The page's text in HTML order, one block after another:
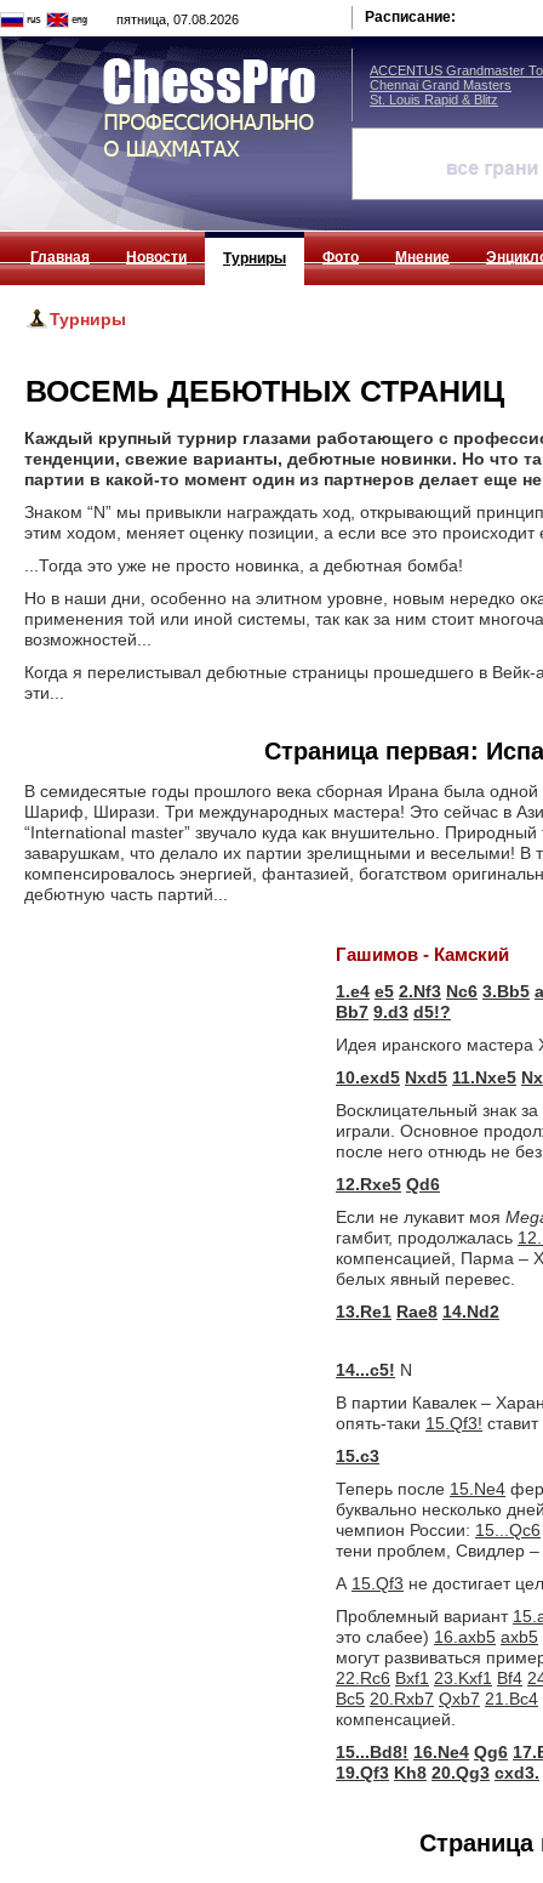
пятница, 07.08.2026 Расписание:
ACCENTUS Grandmaster
Chennai Grand Masters
St. Louis Rapid & Blitz
Главная Новости Турниры Фото Мнение
Турниры
ВОСЕМЬ ДЕБЮТНЫХ СТРАНИЦ
Каждый крупный турнир глазами работающего с
тенденции, свежие варианты, дебютные новинки. Но что
партии в какой-то момент один из партнеров делает еще
Знаком “N” мы привыкли награждать ход, открывающий
этим ходом, меняет оценку позиции, а если все это
...Тогда это уже не просто новинка, а дебютная бомба!
Но в наши дни, особенно на элитном уровне, новым нередко
применения той или иной системы, так как за ним стоит
возможностей...
Когда я перелистывал дебютные страницы прошедшего в
эти...
Страница первая:
В семидесятые годы прошлого века сборная Ирана была
Шариф, Ширази. Три международных мастера! Это сейчас в
“International master” звучало куда как внушительно.
заварушкам, что делало их партии зрелищными и веселыми! В
компенсировалось энергией, фантазией, богатством
дебютную часть партий...
Гашимов - Камский
1.e4 e5 2.Nf3 Nc6 3.Bb5
Bb7 9.d3 d5!?
Идея иранского мастера
10.exd5 Nxd5 11.Nxe5
Восклицательный знак
играли. Основное
после него отнюдь не
12.Rxe5 Qd6
Если не лукавит моя
гамбит, продолжалась
компенсацией, Парма –
белых явный перевес.
13.Re1 Rae8 14.Nd2
14...c5! N
В партии Кавалек –
опять-таки 15.Qf3!
15.c3
Теперь после 15.Ne4
буквально несколько
чемпион России: 15...Qc6
тени проблем, Свидлер
А 15.Qf3 не достигает
Проблемный вариант
это слабее) 16.axb5 axb5
могут развиваться
22.Rc6 Bxf1 23.Kxf1 Bf4
Bc5 20.Rxb7 Qxb7 21.Bc4
компенсацией.
15...Bd8! 16.Ne4 Qg6
19.Qf3 Kh8 20.Qg3 cxd3.
Страница